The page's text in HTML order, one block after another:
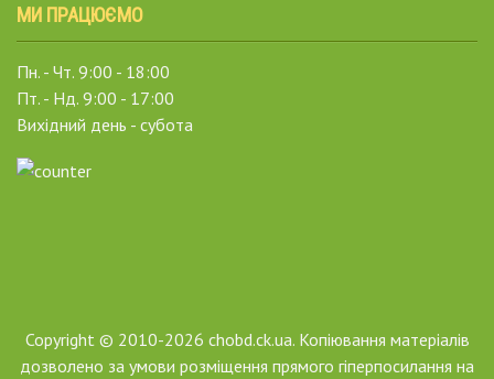
МИ ПРАЦЮЄМО
Пн. - Чт. 9:00 - 18:00
Пт. - Нд. 9:00 - 17:00
Вихідний день - субота
Copyright © 2010-2026 chobd.ck.ua. Копіювання матеріалів
дозволено за умови розміщення прямого гіперпосилання на